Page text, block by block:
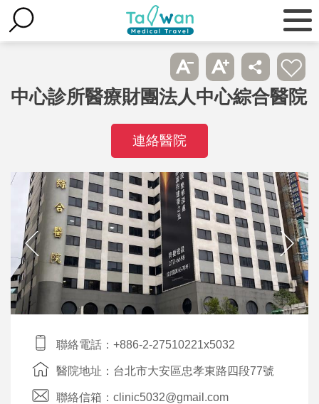
中心診所醫療財團法人中心綜合醫院
連絡醫院
聯絡電話：+886-2-27510221x5032
醫院地址：台北市大安區忠孝東路四段77號
聯絡信箱：clinic5032@gmail.com